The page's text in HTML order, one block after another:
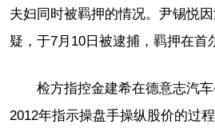
夫妇同时被羁押的情况。尹锡悦
疑，于7月10日被逮捕，羁押在首
检方指控金建希在德意志汽
2012年指示操盘手操纵股价的过